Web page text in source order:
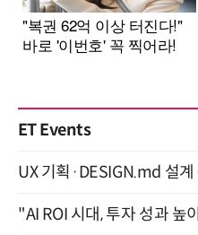
ET Events